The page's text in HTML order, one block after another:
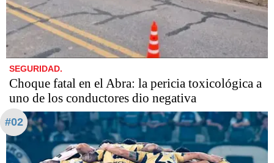
SEGURIDAD.
Choque fatal en el Abra: la pericia toxicológica a
uno de los conductores dio negativa
#02